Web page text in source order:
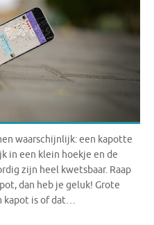
waarschijnlijk: een kapotte
in een klein hoekje en de
zijn heel kwetsbaar. Raap
dan heb je geluk! Grote
kapot is of dat…